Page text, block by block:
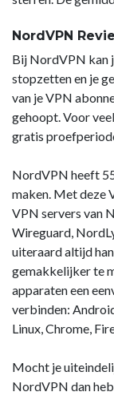
NordVPN
Bij NordVPN kan
stopzetten en je
van je VPN
gehoopt. Voor
gratis
NordVPN heeft
maken. Met deze
VPN servers van
Wireguard,
uiteraard altijd
gemakkelijker te
apparaten een
verbinden:
Linux, Chrome,
Mocht je
NordVPN dan